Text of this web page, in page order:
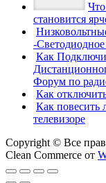
становится
-
Как
Форум по
Как
Как повесить
телевизоре
Copyright © Все
Clean Commerce от